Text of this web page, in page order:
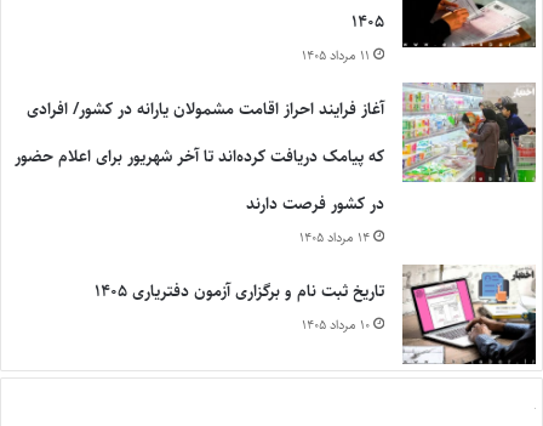
۱۴۰۵
۱۱ مرداد ۱۴۰۵
آغاز فرایند احراز اقامت مشمولان یارانه در کشور/ افرادی
که پیامک دریافت کرده‌اند تا آخر شهریور برای اعلام حضور
در کشور فرصت دارند
۱۴ مرداد ۱۴۰۵
تاریخ ثبت نام و برگزاری آزمون دفتریاری ۱۴۰۵
۱۰ مرداد ۱۴۰۵